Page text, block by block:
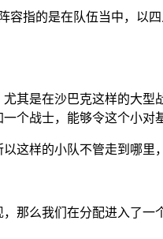
容指的是在队伍当中，
其是在沙巴克这样的大
个战士，能够令这个小对
这样的小队不管走到哪里
那么我们在分配进入了